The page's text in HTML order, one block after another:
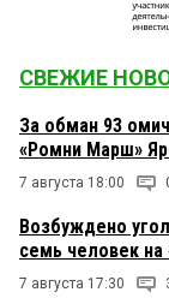
СВЕЖИЕ
За обман 93
«Ромни Марш»
7 августа 18:00
Возбуждено
семь человек на
7 августа 17:30